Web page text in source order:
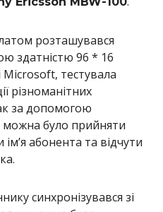
розташувався
здатністю 96 * 16
Microsoft, тестувала
різноманітних
за допомогою
було прийняти
абонента та відчути
синхронізувався зі